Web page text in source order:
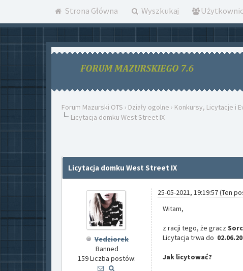
Strona Główna Wyszkukaj
Forum Mazurski OTS › Działy ogolne › Konkursy, Licytacje i
Licytacja domku West Street IX
Licytacja domku West Street IX
Vedziorek
Banned
159 Liczba postów:
25-05-2021, 19:19:57(Ten
Witam,
z racji tego, że gracz
Licytacja trwa do
Jak licytować?